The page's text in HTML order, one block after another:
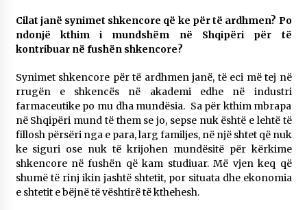
Cilat janë synimet shkencore që ke për të ardhmen? Po
ndonjë kthim i mundshëm në Shqipëri për të
kontribuar në fushën shkencore?
Synimet shkencore për të ardhmen janë, të eci më tej në
rrugën e shkencës në akademi edhe në industri
farmaceutike po mu dha mundësia. Sa për kthim mbrapa
në Shqipëri mund të them se jo, sepse nuk është e lehtë të
fillosh përsëri nga e para, larg familjes, në një shtet që nuk
ke siguri ose nuk të krijohen mundësitë për kërkime
shkencore në fushën që kam studiuar. Më vjen keq që
shumë të rinj ikin jashtë shtetit, por situata dhe ekonomia
e shtetit e bëjnë të vështirë të kthehesh.